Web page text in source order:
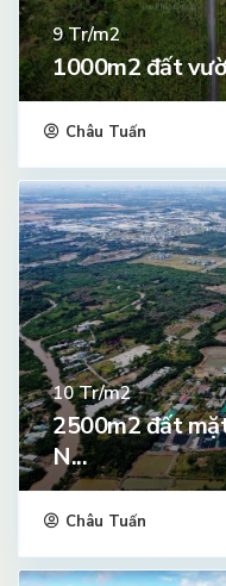
9Tr/m2
1000m2 đất
Châu Tuấn
10Tr/m2
2500m2 đất
N...
Châu Tuấn